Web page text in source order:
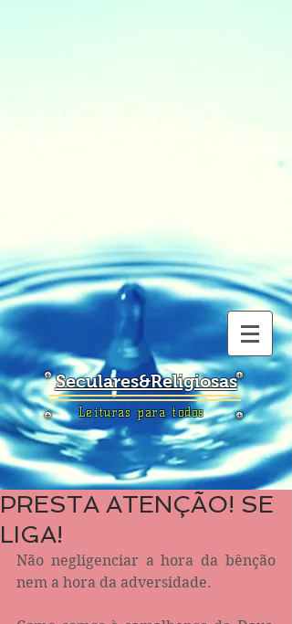
Seculares&Religiosas
Leituras para todos
PRESTA ATENÇÃO! SE
LIGA!
Não negligenciar a hora da bênção
nem a hora da adversidade.